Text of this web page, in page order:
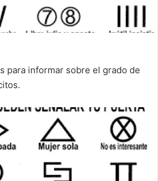
para informar sobre el grado de